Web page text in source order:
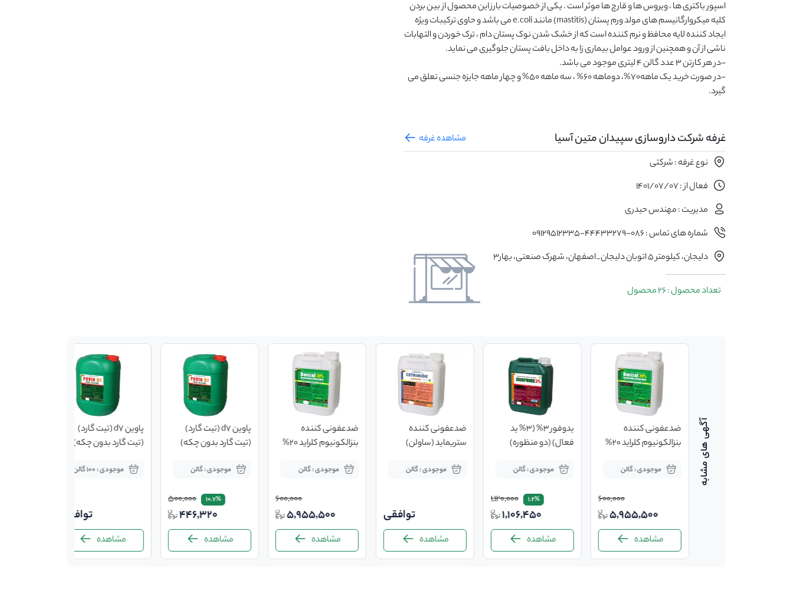
گیرد.
غرفه شرکت داروسازی سپیدان متین آسیا
مشاهده غرفه
نوع غرفه : شرکتی
فعال از : 1401/07/07
مدیریت : مهندس حیدری
شماره های تماس : 086-44433279-09129512335
دلیجان، کیلومتر 5 اتوبان دلیجان_اصفهان، شهرک صنعتی، بهار3
تعداد محصول : 26 محصول
محلول ضدعفونی کننده
ضدعفونی کننده
بنزالکونیوم کلراید 20%
موجودی : گالن
600,000
5,955,500
مشاهده
یدوفور 3% (3% ید
فعال) (دو منظوره)
موجودی : گالن
1.2%
1,120,000
1,106,450
مشاهده
ضدعفونی کننده
ستریماید (ساولن)
موضعیموجودی : گالن
توافقی
مشاهده
ضدعفونی کننده
بنزالکونیوم کلراید 20%
موجودی : گالن
600,000
5,955,500
مشاهده
پاوین d7 (تیت گارد)
(تیت گارد بدون چکه)
موجودی : گالن
10.7%
500,000
446,320
مشاهده
پاوین d7 (تیت گارد)
(تیت گارد بدون چکه)
موجودی : 100 گالن
توافقی
مشاهده